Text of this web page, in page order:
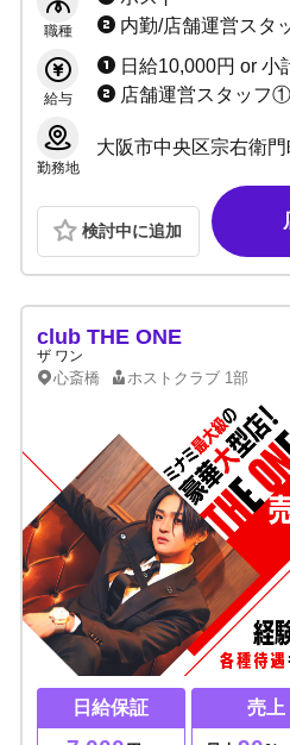
歓迎・体験費最大30,000
職種
内勤/店舗運営スタ
給与
日給10,000円 or 小
店舗運営スタッフ①…25万円以上(勤務時間6h) 店舗運営スタ
勤務地
検討中に追加
club THE ONE
ザ ワン
心斎橋 ホストクラブ 1部
日給保証 売上